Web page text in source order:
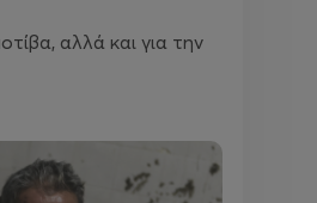
αλλά και για την